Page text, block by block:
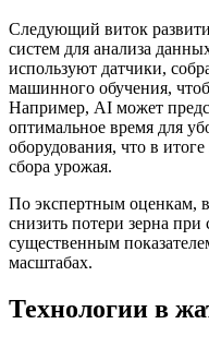
Следующий виток
систем для анализа
используют датчики,
машинного обучения,
Например, AI может
оптимальное время для
оборудования, что в
сбора урожая.
По экспертным оценкам,
снизить потери зерна при
существенным
масштабах.
Технологии в